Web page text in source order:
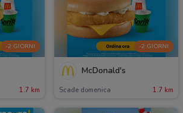
-2 GIORNI
1.7 km
-2 GIORNI
McDonald's
Scade domenica 1.7 km